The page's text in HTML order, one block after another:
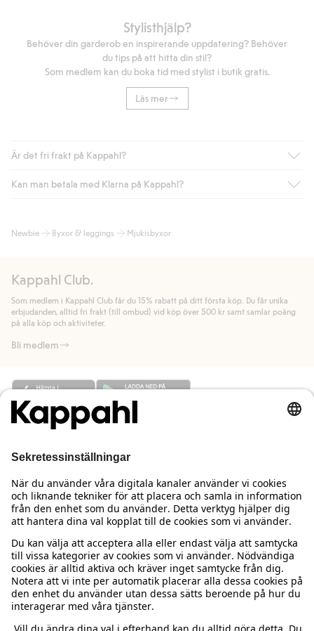
Stylisthjälp?
Behöver din garderob en inspirerande uppdatering? Behöver
du tips på att hitta din stil?
Som medlem kan du boka tid med stylist i butik gratis.
Läs mer
Är det fri frakt på Kappahl?
Är du medlem i Kappahl Club har du alltid gratis frakt till butik
automatik efter du loggat in och identifierats som medlem.
handlar för.
Läs mer
Kan man betala med Klarna på Kappahl?
bland annat faktura och swish men även andra betalningssätt.
allmänna villkor.
Läs mer
Newbie Byxor & leggings Mjukisbyxor
Kappahl Club.
Som medlem i Kappahl Club får du 15% rabatt på ditt första köp. Du får unika
erbjudanden, alltid fri frakt (till ombud) vid köp över 500 kr samt samlar poäng
på alla köp och aktiviteter.
Bli medlem
Behöver du hjälp?
Kundservice
Vanliga frågor
Beställning & retur
Kontakta oss
Kappahl Club
Logga in
Kappahl Club
Medlemsvillkor
Om oss
Om Kappahl Group
Villkor & policy
Köpvillkor Sverige
Mer från oss